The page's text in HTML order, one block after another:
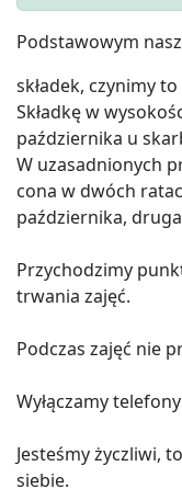
Podstawowym
składek, czynimy
Składkę w
października u
W uzasadnionych
cona w dwóch
października,
Przychodzimy
trwania zajęć.
Podczas zajęć nie
Wyłączamy
Jesteśmy życzliwi,
siebie.